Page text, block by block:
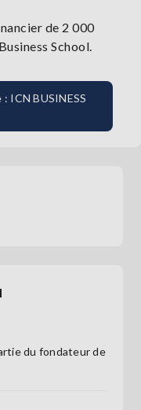
de 2 000
School.
ICN BUSINESS
du fondateur de